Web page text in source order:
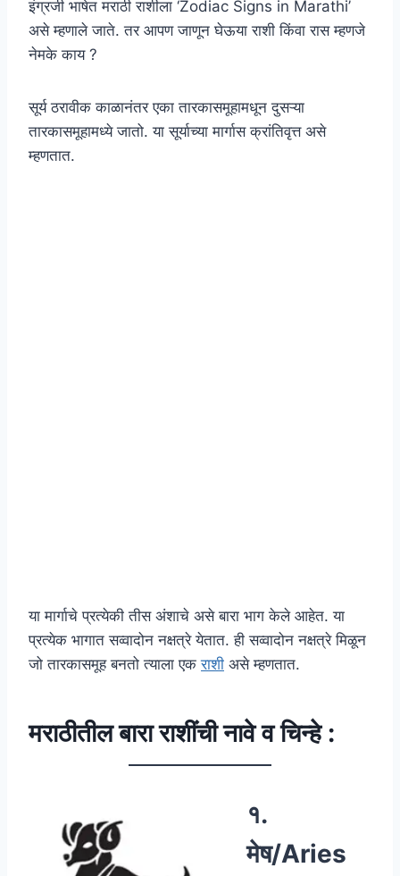
इंग्रजी भाषेत मराठी राशीला ‘Zodiac Signs in Marathi’
असे म्हणाले जाते. तर आपण जाणून घेऊया राशी किंवा रास म्हणजे
नेमके काय ?
सूर्य ठरावीक काळानंतर एका तारकासमूहामधून दुसऱ्या
तारकासमूहामध्ये जातो. या सूर्याच्या मार्गास क्रांतिवृत्त असे
म्हणतात.
या मार्गाचे प्रत्येकी तीस अंशाचे असे बारा भाग केले आहेत. या
प्रत्येक भागात सव्वादोन नक्षत्रे येतात. ही सव्वादोन नक्षत्रे मिळून
जो तारकासमूह बनतो त्याला एकराशी असे म्हणतात.
मराठीतील बारा राशींची नावे व चिन्हे :
१.
मेष/Aries